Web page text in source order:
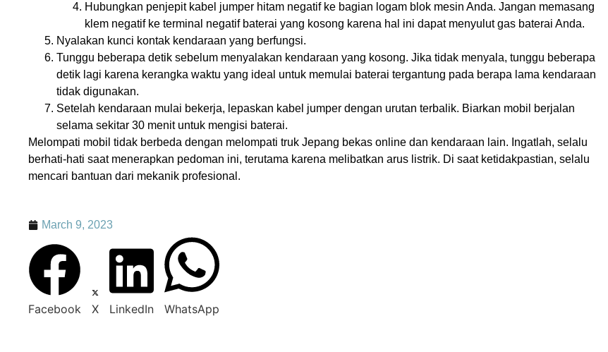
Hubungkan penjepit kabel jumper hitam negatif ke bagian logam blok mesin Anda. Jangan memasang
klem negatif ke terminal negatif baterai yang kosong karena hal ini dapat menyulut gas baterai Anda.
Nyalakan kunci kontak kendaraan yang berfungsi.
Tunggu beberapa detik sebelum menyalakan kendaraan yang kosong. Jika tidak menyala, tunggu beberapa
detik lagi karena kerangka waktu yang ideal untuk memulai baterai tergantung pada berapa lama kendaraan
tidak digunakan.
Setelah kendaraan mulai bekerja, lepaskan kabel jumper dengan urutan terbalik. Biarkan mobil berjalan
selama sekitar 30 menit untuk mengisi baterai.
Melompati mobil tidak berbeda dengan melompati truk Jepang bekas online dan kendaraan lain. Ingatlah, selalu
berhati-hati saat menerapkan pedoman ini, terutama karena melibatkan arus listrik. Di saat ketidakpastian, selalu
mencari bantuan dari mekanik profesional.
March 9, 2023
Facebook X LinkedIn WhatsApp